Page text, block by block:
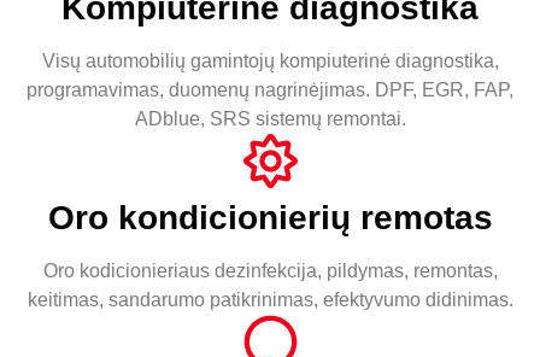
Visų automobilių gamintojų kompiuterinė diagnostika,
programavimas, duomenų nagrinėjimas. DPF, EGR, FAP,
ADblue, SRS sistemų remontai.
Oro kondicionierių remotas
Oro kodicionieriaus dezinfekcija, pildymas, remontas,
keitimas, sandarumo patikrinimas, efektyvumo didinimas.